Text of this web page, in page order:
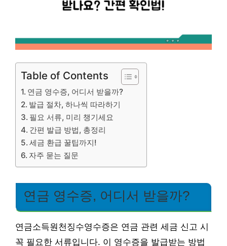
Table of Contents
연금 영수증, 어디서 받을까?
발급 절차, 하나씩 따라하기
필요 서류, 미리 챙기세요
간편 발급 방법, 총정리
세금 환급 꿀팁까지!
자주 묻는 질문
연금 영수증, 어디서 받을까?
연금소득원천징수영수증은 연금 관련 세금 신고 시
꼭 필요한 서류입니다. 이 영수증을 발급받는 방법